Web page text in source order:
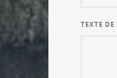
TEXTE DE